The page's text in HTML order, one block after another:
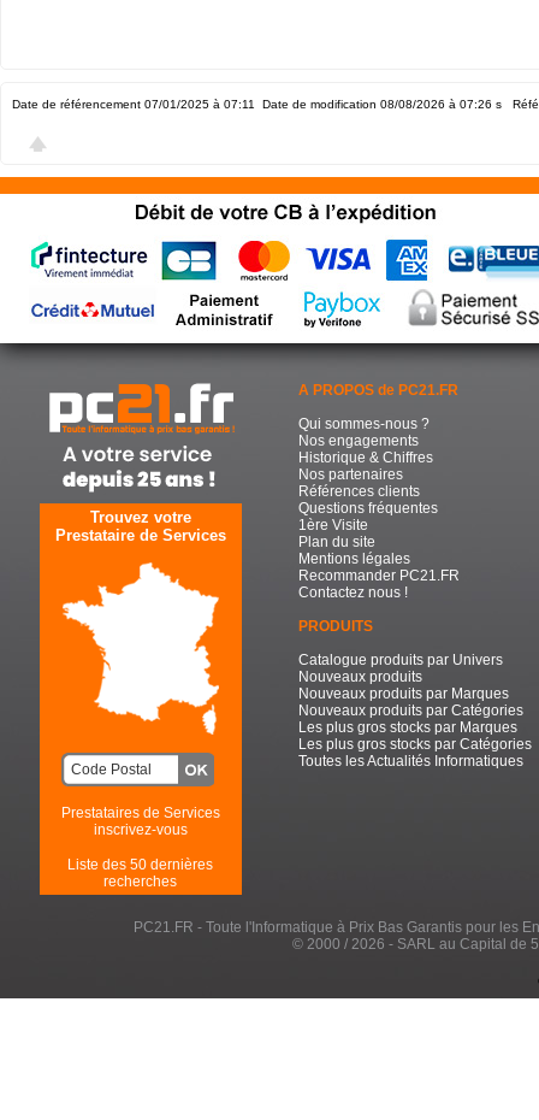
Date de référencement 07/01/2025 à 07:11 Date de modification 08/08/2026 à 07:26 s
Trouvez votre
Prestataire de Services
Prestataires de Services
inscrivez-vous
Liste des 50 dernières
recherches
A PROPOS de PC21.FR
Qui sommes-nous ?
Nos engagements
Historique & Chiffres
Nos partenaires
Références clients
Questions fréquentes
1ère Visite
Plan du site
Mentions légales
Recommander PC21.FR
Contactez nous !
PRODUITS
Catalogue produits par Univers
Nouveaux produits
Nouveaux produits par Marques
Nouveaux produits par Catégories
Les plus gros stocks par Marques
Les plus gros stocks par Catégories
Toutes les Actualités Informatiques
PC21.FR - Toute l'Informatique à Prix Bas Garantis pour les
© 2000 / 2026 - SARL au Capital de